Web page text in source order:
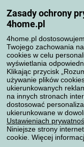
Zasady ochrony
4home.pl
4home.pl
Twojego zachowania
cookies w celu
wyświetlania
Klikając przycisk
używanie plików
ukierunkowanych
na innych stronach
dostosować
ukierunkowane w
Ustawieniach
Niniejsze strony
cookie. Więcej
Zasady przetwarzania
Sposoby
Metody płatności
Niezawodny